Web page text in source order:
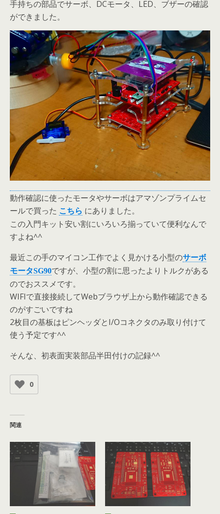
手持ちの部品でサーボ、DCモータ、LED、ブザーの確認
ができました。
動作確認に使ったモータやサーボはアマゾンプライムセ
ールで買った こちら にありました。
この入門キット安い割にいろいろ揃っていて便利なんで
すよね^^
最近この手のマイコン工作でよく見かける小型のサーボ
モータSG90ですが、小型の割に思ったよりトルクがある
のでおススメです。
WIFIで直接接続してWebブラウザ上から動作確認できる
のがすごいですね
2枚目の基板はピンヘッダとI/Oコネクタのみ取り付けて
使う予定です^^
そんな、初表面実装部品半田付けの記録^^
0
関連